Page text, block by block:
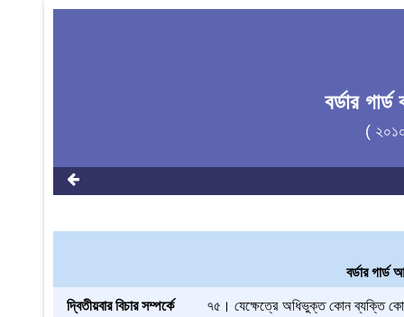
বর্ডার
(
বর্ডার
দ্বিতীয়বার বিচার সম্পর্কে
৭৫। যেক্ষেত্রে অধিভুক্ত কোন ব্যক্তি